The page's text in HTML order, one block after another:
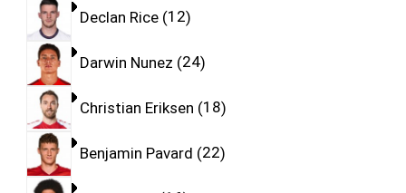
Declan Rice 12
Darwin Nunez 24
Christian Eriksen 18
Benjamin Pavard 22